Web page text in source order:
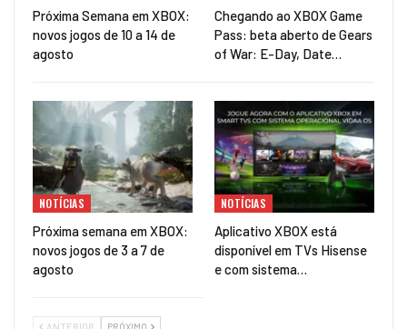
Próxima Semana em XBOX:
novos jogos de 10 a 14 de
agosto
Chegando ao XBOX Game
Pass: beta aberto de Gears
of War: E-Day, Date…
NOTÍCIAS
Próxima semana em XBOX:
novos jogos de 3 a 7 de
agosto
NOTÍCIAS
Aplicativo XBOX está
disponível em TVs Hisense
e com sistema…